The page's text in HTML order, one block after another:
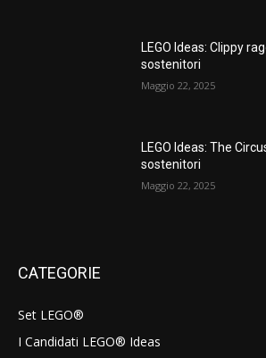
LEGO Ideas: Clippy
sostenitori
Maggio 22, 2025
LEGO Ideas: The
sostenitori
Maggio 22, 2025
CATEGORIE
Set LEGO®
I Candidati LEGO® Ideas